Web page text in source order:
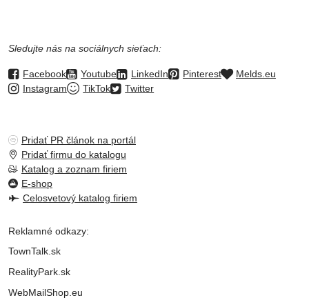
Sledujte nás na sociálnych sieťach:
Facebook Youtube LinkedIn Pinterest
Melds.eu
Instagram
TikTok Twitter
Pridať PR článok na portál
Pridať firmu do katalogu
Katalog a zoznam firiem
E-shop
Celosvetový katalog firiem
Reklamné odkazy:
TownTalk.sk
RealityPark.sk
WebMailShop.eu